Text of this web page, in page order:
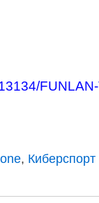
, Киберспорт